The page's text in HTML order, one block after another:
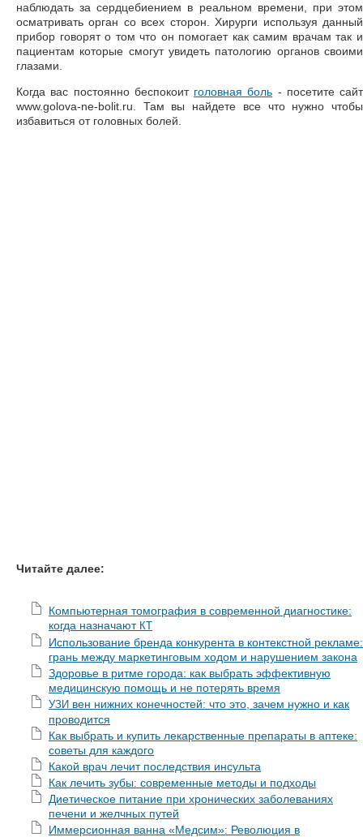
наблюдать за сердцебиением в реальном времени, при этом
осматривать орган со всех сторон. Хирурги используя данный
прибор говорят о том что он помогает как самим врачам так и
пациентам которые смогут увидеть патологию органов своими
глазами.
Когда вас постоянно беспокоит головная боль - посетите сайт
www.golova-ne-bolit.ru. Там вы найдете все что нужно чтобы
избавиться от головных болей.
Читайте далее:
Компьютерная томография в современной диагностике:
когда назначают КТ
Использование бренда конкурента в контекстной рекламе:
грань между маркетинговым ходом и нарушением закона
Здоровье в ритме города: как выбрать эффективную
медицинскую помощь и не потерять время
УЗИ вен нижних конечностей: что это, зачем нужно и как
проводится
Как выбрать и купить лекарственные препараты в аптеке:
советы для каждого
Какой врач лечит последствия инсульта
Как лечить зубы: современные методы и подходы
Диетическое питание при хронических заболеваниях
печени и желчных путей
Иммерсионная ванна «Медсим»: Революция в